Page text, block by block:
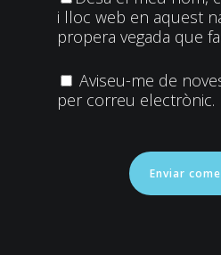
i lloc web en aquest
propera vegada que
Aviseu-me de
per correu electrònic.